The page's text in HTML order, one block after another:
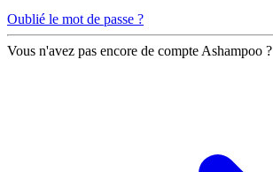
Oublié le mot de passe ?
Vous n'avez pas encore de compte Ashampoo ?